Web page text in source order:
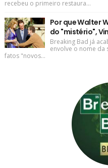
recebeu o primeiro restaura...
Por que Walter
do "mistério",
Breaking Bad já
envolve o nome da
fatos "novos...